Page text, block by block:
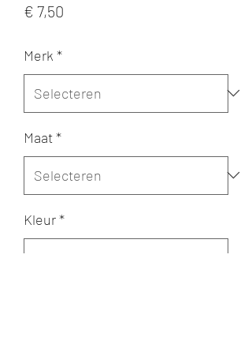
€ 7,50
Merk *
Maat*
Kleur*